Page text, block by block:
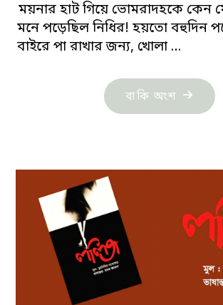
ময়নার হাট গিয়ে ভোমরাদহকে কেন
মনে পড়েছিল নিধির! হয়তো বহুদিন
বাইরে পা রাখার জন্য, খোলা …
বাকি অংশ "নাহার
মনিকা: